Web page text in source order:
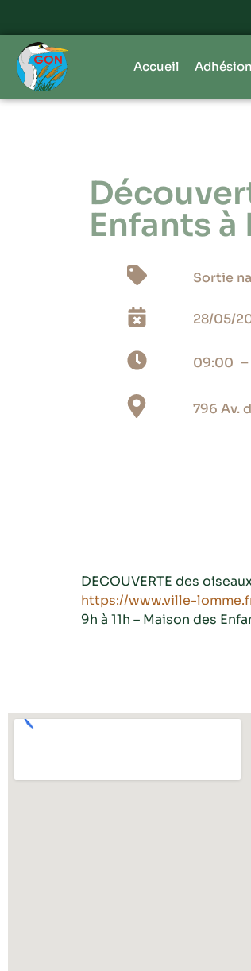
Accueil Adhésion
Enfants à
Sortie
28/05/
09:00
796 Av.
DECOUVERTE des
https://www.ville-
9h à 11h – Maison des